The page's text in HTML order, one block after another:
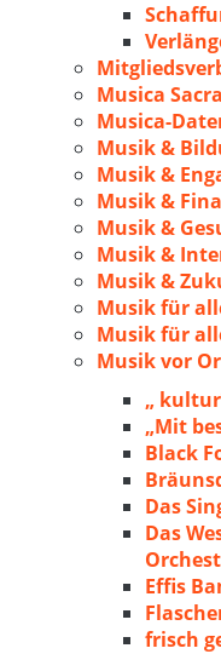
Musica
Musica-
Musik &
Musik &
Musik &
Musik &
Musik &
Musik &
Musik für
Musik für
Musik vor
„
„Mit
Black
Das
Das
Effis
frisch